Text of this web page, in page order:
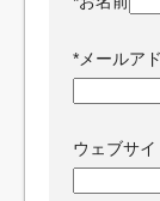
* メールア
ウェブサイ